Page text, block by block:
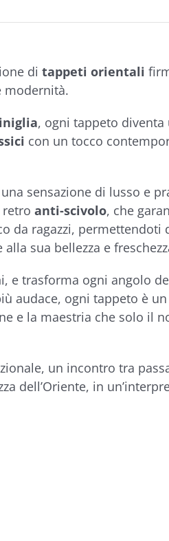
di tappeti orientali
modernità.
, ogni tappeto diventa
con un tocco
sensazione di lusso e
retro anti-scivolo, che
da ragazzi, permettendoti
sua bellezza e
e trasforma ogni angolo
audace, ogni tappeto è
e la maestria che solo il
un incontro tra
dell’Oriente, in